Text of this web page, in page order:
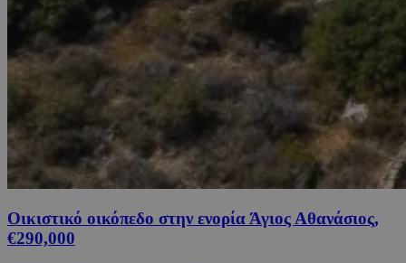
Οικιστικό οικόπεδο στην ενορία Άγιος Αθανάσιος,
€290,000